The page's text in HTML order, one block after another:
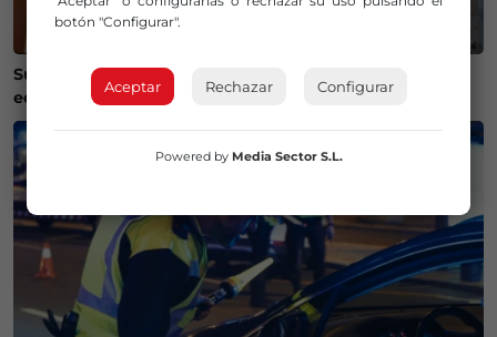
Susto en Bilbao La Vieja: ocho personas atendidas y un
edificio desalojado tras un incendio
botón "Configurar".
Aceptar Rechazar Configurar
Powered by Media Sector S.L.